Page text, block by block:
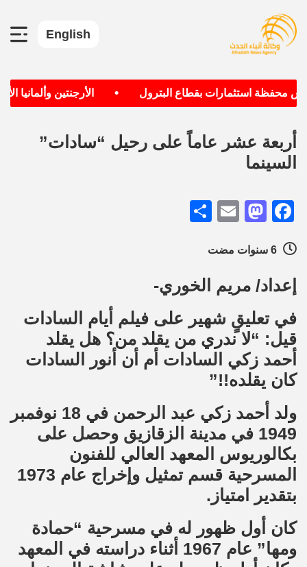
English
محفظة استثمارات بقطاع البترول الأرجنتين وألمانيا
أربعة عشر عاماً على رحيل “سادات”
السينما
Facebook
Mastodon
Email
إعداد/ مريم الخوري-
في تعليقٍ شهير على فيلم أيام السادات
قيل: “لا ندري من يقلد من؟ هل يقلد
أحمد زكي السادات أم أن أنور السادات
كان يقلده!!”
ولد أحمد زكي عبد الرحمن في 18 نوفمبر
1949 في مدينة الزقازيق وحصل على
بكالوريوس المعهد العالي للفنون
المسرحية قسم تمثيل وإخراج عام 1973
بتقدير امتياز.
كان أول ظهور له في مسرحية “حمادة
ومها” عام 1967 أثناء دراسته في المعهد